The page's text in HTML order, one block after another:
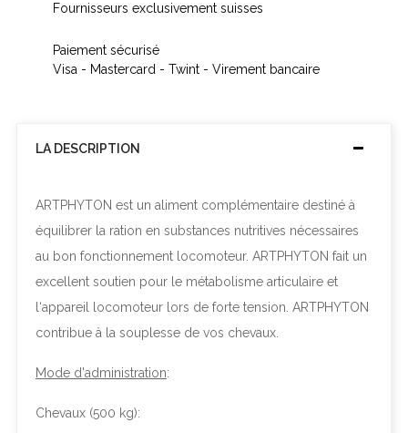
Fournisseurs exclusivement suisses
Paiement sécurisé
Visa - Mastercard - Twint - Virement bancaire
LA DESCRIPTION
ARTPHYTON est un aliment complémentaire destiné à
équilibrer la ration en substances nutritives nécessaires
au bon fonctionnement locomoteur. ARTPHYTON fait un
excellent soutien pour le métabolisme articulaire et
l‘appareil locomoteur lors de forte tension. ARTPHYTON
contribue à la souplesse de vos chevaux.
Mode d'administration:
Chevaux (500 kg):